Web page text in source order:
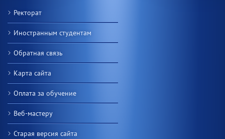
Ректорат
Иностранным студентам
Обратная связь
Карта сайта
Оплата за обучение
Веб-мастеру
Старая версия сайта